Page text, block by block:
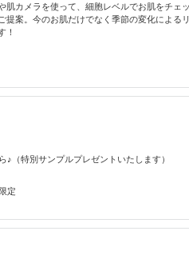
肌カメラを使って、細胞レベルでお肌をチェ
提案。今のお肌だけでなく季節の変化による
！
（特別サンプルプレゼントいたします）
定